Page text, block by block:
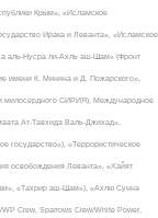
Крым», «Исламское
Ирака и Леванта», «Исламское
аль-Нусра ли-Ахль аш-Шам» (Фронт
имени К. Минина и Д. Пожарского»,
милосердного СИРИЯ), Международное
Ат-Тавхида Валь-Джихад»,
государство»), «Террористическое
освобождения Леванта», «Хайят
«Тахрир аш-Шам»), «Ахлю Сунна
Crew, Sparrows Crew/White Power,